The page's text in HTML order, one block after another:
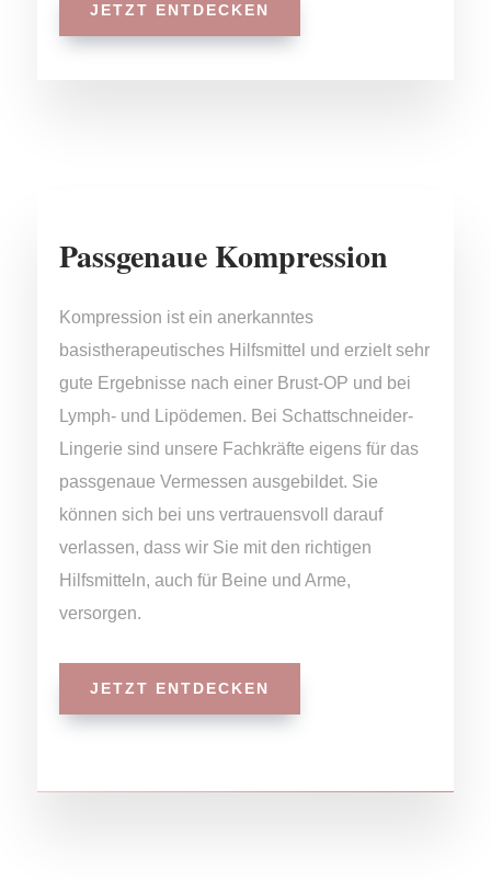
JETZT ENTDECKEN
Passgenaue Kompression
Kompression ist ein anerkanntes
basistherapeutisches Hilfsmittel und erzielt sehr
gute Ergebnisse nach einer Brust-OP und bei
Lymph- und Lipödemen. Bei Schattschneider-
Lingerie sind unsere Fachkräfte eigens für das
passgenaue Vermessen ausgebildet. Sie
können sich bei uns vertrauensvoll darauf
verlassen, dass wir Sie mit den richtigen
Hilfsmitteln, auch für Beine und Arme,
versorgen.
JETZT ENTDECKEN